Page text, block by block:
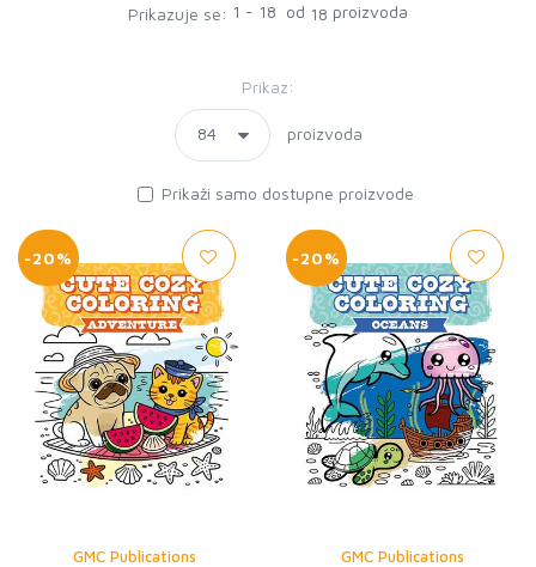
Prikazuje se: 1 - 18 od 18 proizvoda
Prikaz:
proizvoda
Prikaži samo dostupne proizvode
-20%
GMC Publications
-20%
GMC Publications